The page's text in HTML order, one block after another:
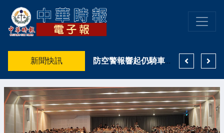
新聞快訊 防空警報響起仍騎車上路！鳳山女「無照、無牌、未戴安全帽」拒停 最高恐挨10萬2500元